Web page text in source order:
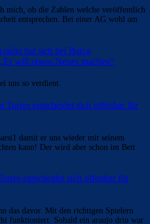
Anzeige -
Duo soll Klub verlassen: „Ich gebe
will etwas Neues machen“